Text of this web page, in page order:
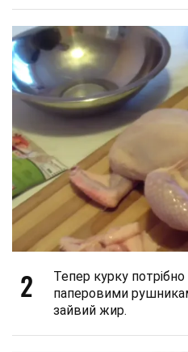
2
Тепер курку
паперовими
зайвий жир.